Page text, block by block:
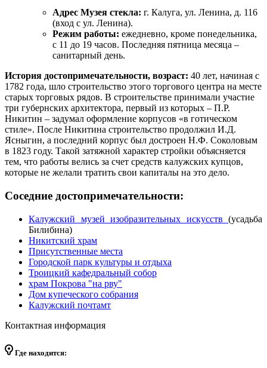
Адрес Музея стекла: г. Калуга, ул. Ленина, д. 116
(вход с ул. Ленина).
Режим работы: ежедневно, кроме понедельника,
с 11 до 19 часов. Последняя пятница месяца –
санитарный день.
История достопримечательности, возраст: 40 лет, начиная с
1782 года, шло строительство этого торгового центра на месте
старых торговых рядов. В строительстве принимали участие
три губернских архитектора, первый из которых – П.Р.
Никитин – задумал оформление корпусов «в готическом
стиле». После Никитина строительство продолжил И.Д.
Ясныгин, а последний корпус был достроен Н.Ф. Соколовым
в 1823 году. Такой затяжной характер стройки объясняется
тем, что работы велись за счет средств калужских купцов,
которые не желали тратить свои капиталы на это дело.
Соседние достопримечательности:
Калужский музей изобразительных искусств (усадьба
Билибина)
Никитский храм
Присутственные места
Городской парк культуры и отдыха
Троицкий кафедральный собор
храм Покрова "на рву"
Дом купеческого собрания
Калужский почтамт
Контактная информация
Где находится: